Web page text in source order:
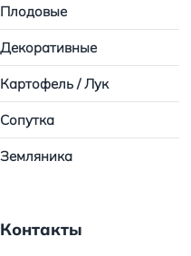
Плодовые
Декоративные
Картофель / Лук
Сопутка
Земляника
Контакты